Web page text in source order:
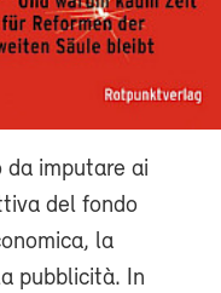
da imputare ai
del fondo
la
pubblicità. In